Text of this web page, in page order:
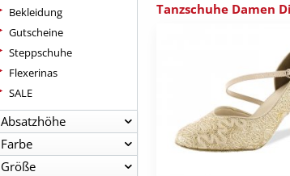
Bekleidung
Gutscheine
Steppschuhe
Flexerinas
SALE
Absatzhöhe
Farbe
Größe
Tanzschuhe Damen